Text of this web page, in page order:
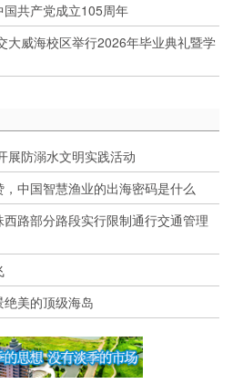
共产党成立105周年
大威海校区举行2026年毕业典礼暨学
展防溺水文明实践活动
中国智慧渔业的出海密码是什么
路部分路段实行限制通行交通管理
美的顶级海岛